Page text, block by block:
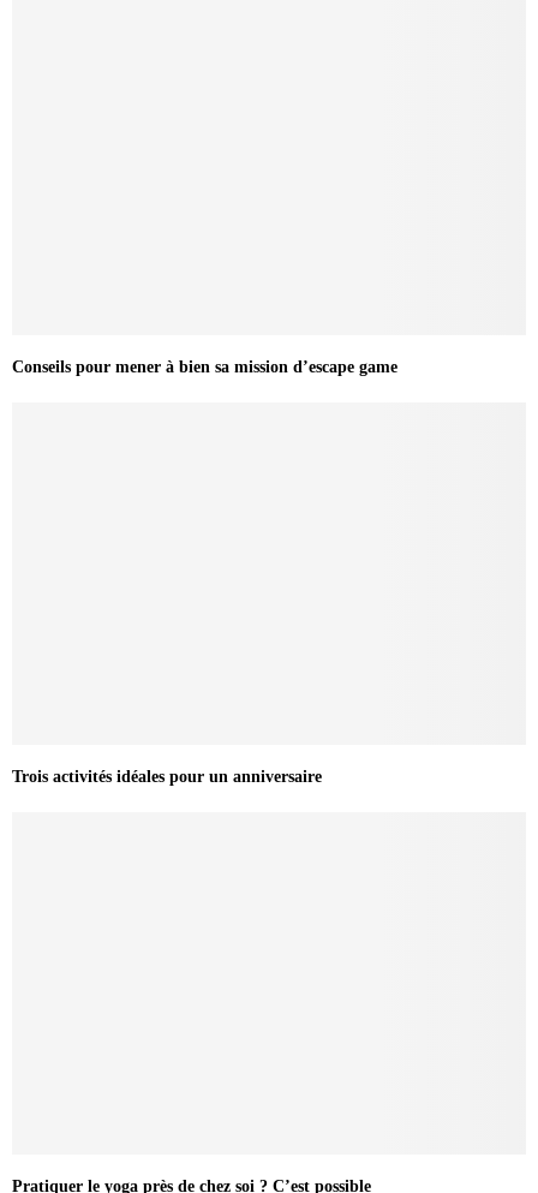
Conseils pour mener à bien sa mission d’escape game
Trois activités idéales pour un anniversaire
Pratiquer le yoga près de chez soi ? C’est possible